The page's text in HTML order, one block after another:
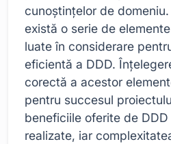
cunoștințelor de
există o serie de
luate în considerare
eficientă a DDD.
corectă a acestor
pentru succesul
beneficiile oferite de
realizate, iar